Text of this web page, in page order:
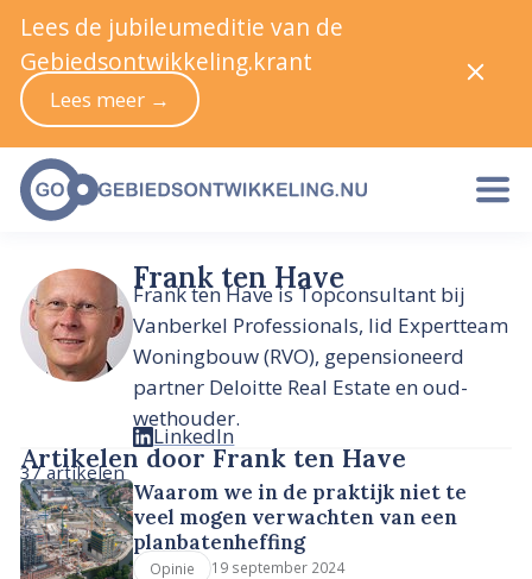
Frank ten Have
Frank ten Have is Topconsultant bij
Vanberkel Professionals, lid Expertteam
Woningbouw (RVO), gepensioneerd
partner Deloitte Real Estate en oud-
wethouder.
LinkedIn
Artikelen door Frank ten Have
37 artikelen
Waarom we in de praktijk niet te
veel mogen verwachten van een
planbatenheffing
Opinie 19 september 2024
Lees de jubileumeditie van de
Gebiedsontwikkeling.krant
Lees meer →